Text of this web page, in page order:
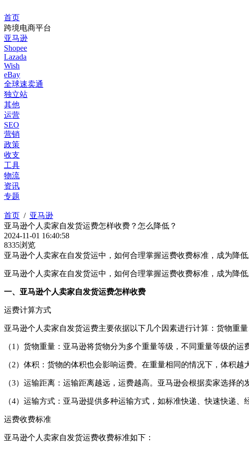
首页
跨境电商平台
亚马逊
Shopee
Lazada
Wish
eBay
全球速卖通
独立站
其他
运营
SEO
营销
政策
收支
工具
物流
资讯
专题
首页 / 亚马逊
亚马逊个人卖家自发货运费怎样收费？怎么降低？
2024-11-01 16:40:58
8335浏览
亚马逊个人卖家在自发货运中，如何合理掌握运费收费标准，成为降
亚马逊个人卖家在自发货运中，如何合理掌握运费收费标准，成为降
一、亚马逊个人卖家自发货运费怎样收费
运费计算方式
亚马逊个人卖家自发货运费主要依据以下几个因素进行计算：货物重
（1）货物重量：亚马逊将货物分为多个重量等级，不同重量等级的运
（2）体积：货物的体积也会影响运费。在重量相同的情况下，体积越
（3）运输距离：运输距离越远，运费越高。亚马逊会根据卖家选择的
（4）运输方式：亚马逊提供多种运输方式，如标准快递、快速快递
运费收费标准
亚马逊个人卖家自发货运费收费标准如下：